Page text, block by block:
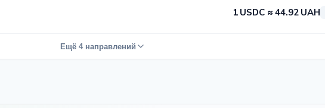
1 USDC ≈ 44.92 UAH
Ещё 4 направлений